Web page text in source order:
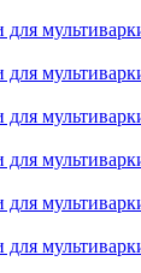
для
для
для
для
для
для